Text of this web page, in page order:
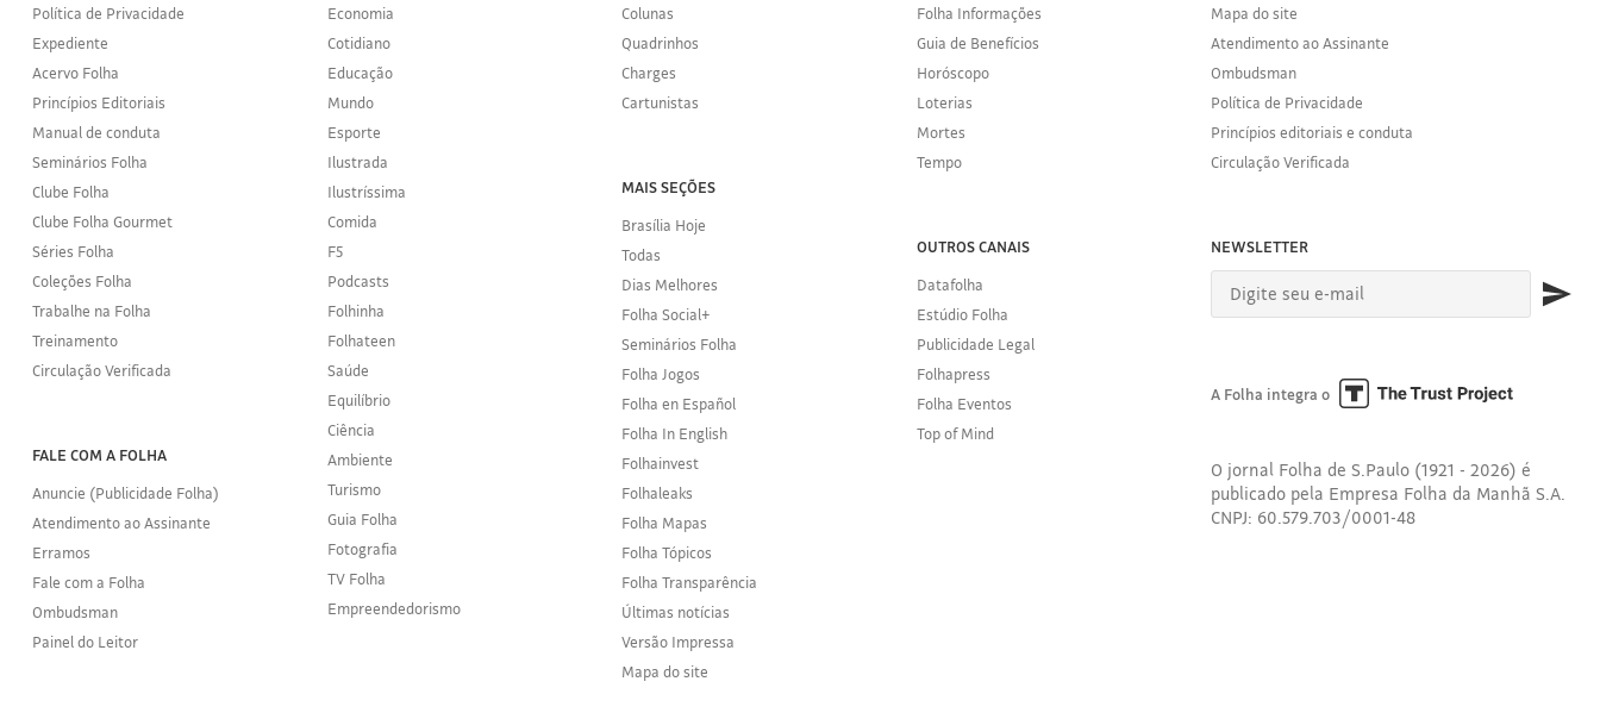
Política de Privacidade
Expediente
Acervo Folha
Princípios Editoriais
Manual de conduta
Seminários Folha
Clube Folha
Clube Folha Gourmet
Séries Folha
Coleções Folha
Trabalhe na Folha
Treinamento
Circulação Verificada
FALE COM A FOLHA
Anuncie (Publicidade Folha)
Atendimento ao Assinante
Erramos
Fale com a Folha
Ombudsman
Painel do Leitor
Economia
Cotidiano
Educação
Mundo
Esporte
Ilustrada
Ilustríssima
Comida
F5
Podcasts
Folhinha
Folhateen
Saúde
Equilíbrio
Ciência
Ambiente
Turismo
Guia Folha
Fotografia
TV Folha
Empreendedorismo
Colunas
Quadrinhos
Charges
Cartunistas
MAIS SEÇÕES
Brasília Hoje
Todas
Dias Melhores
Folha Social+
Seminários Folha
Folha Jogos
Folha en Español
Folha In English
Folhainvest
Folhaleaks
Folha Mapas
Folha Tópicos
Folha Transparência
Últimas notícias
Versão Impressa
Mapa do site
Folha Informações
Guia de Benefícios
Horóscopo
Loterias
Mortes
Tempo
OUTROS CANAIS
Datafolha
Estúdio Folha
Publicidade Legal
Folhapress
Folha Eventos
Top of Mind
Mapa do site
Atendimento ao Assinante
Ombudsman
Política de Privacidade
Princípios editoriais e conduta
Circulação Verificada
NEWSLETTER
A Folha integra o
O jornal Folha de S.Paulo (1921 - 2026) é
publicado pela Empresa Folha da Manhã S.A.
CNPJ: 60.579.703/0001-48